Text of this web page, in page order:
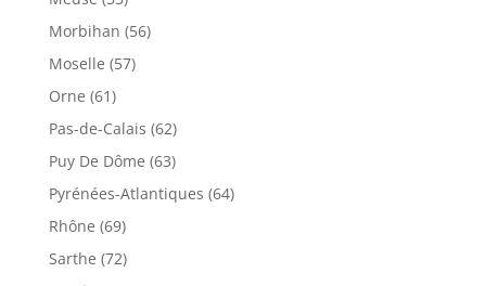
Morbihan (56)
Moselle (57)
Orne (61)
Pas-de-Calais (62)
Puy De Dôme (63)
Pyrénées-Atlantiques (64)
Rhône (69)
Sarthe (72)